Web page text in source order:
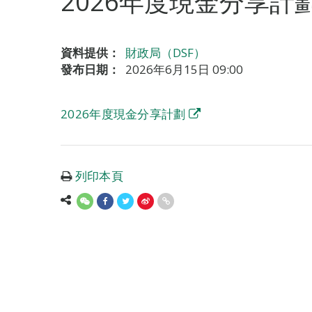
資料提供：
財政局（DSF）
發布日期：
2026年6月15日 09:00
2026年度現金分享計劃
列印本頁